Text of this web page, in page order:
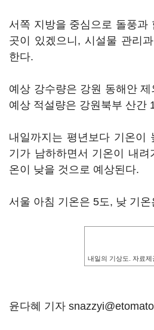
서쪽 지방을 중심으로 돌풍과
곳이 있겠으니, 시설물 관리
한다.
예상 강수량은 강원 동해안
예상 적설량은 강원북부 산간
내일까지는 평년보다 기온이
기가 남하하면서 기온이 내려
온이 낮을 것으로 예상된다.
서울 아침 기온은 5도, 낮 기
내일의 기상도. 자료제
윤다혜 기자